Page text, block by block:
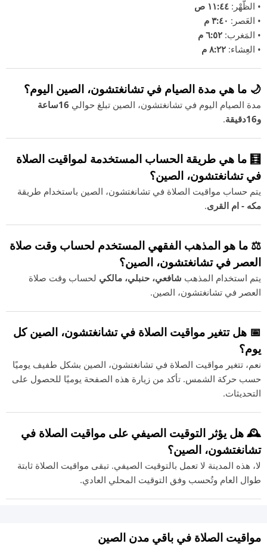
• الظُّهْر: ١١:٤٤ ص
• العَصر: ٣:٤٠ م
• المَغرب: ٦:٥٢ م
• العِشاء: ٨:٢٢ م
🌙 ما هي مدة الصيام في تشانغتشون، الصين اليوم؟
مدة الصيام اليوم في تشانغتشون، الصين تبلغ حوالي
16ساعة
و16دقيقة
.
🧮 ما هي طريقة الحساب المستخدمة لمواقيت الصلاة
في تشانغتشون، الصين؟
يتم حساب مواقيت الصلاة في تشانغتشون، الصين باستخدام طريقة
مكه - ام القرى.
⚖️ ما هو المذهب الفقهي المستخدم لحساب وقت صلاة
العصر في تشانغتشون، الصين؟
يتم استخدام المذهب شافعي، حنبلي، مالكي لحساب وقت صلاة
العصر في تشانغتشون، الصين.
📅 هل تتغير مواقيت الصلاة في تشانغتشون، الصين كل
يوم؟
نعم، تتغير مواقيت الصلاة في تشانغتشون، الصين بشكل طفيف يوميًا
حسب حركة الشمس. تأكد من زيارة هذه الصفحة يوميًا للحصول على
التحديثات.
🕰️ هل يؤثر التوقيت الصيفي على مواقيت الصلاة في
تشانغتشون، الصين؟
لا، هذه المدينة لا تعمل بالتوقيت الصيفي. تبقى مواقيت الصلاة ثابتة
طوال العام وتُحسب وفق التوقيت المحلي العادي.
مواقيت الصلاة في باقي مدن الصين